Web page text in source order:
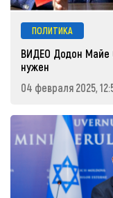
ПОЛИТИКА
ВИДЕО Додон Майе
нужен
04 февраля 2025,